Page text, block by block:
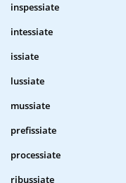
inspessiate
intessiate
issiate
lussiate
mussiate
prefissiate
processiate
ribussiate